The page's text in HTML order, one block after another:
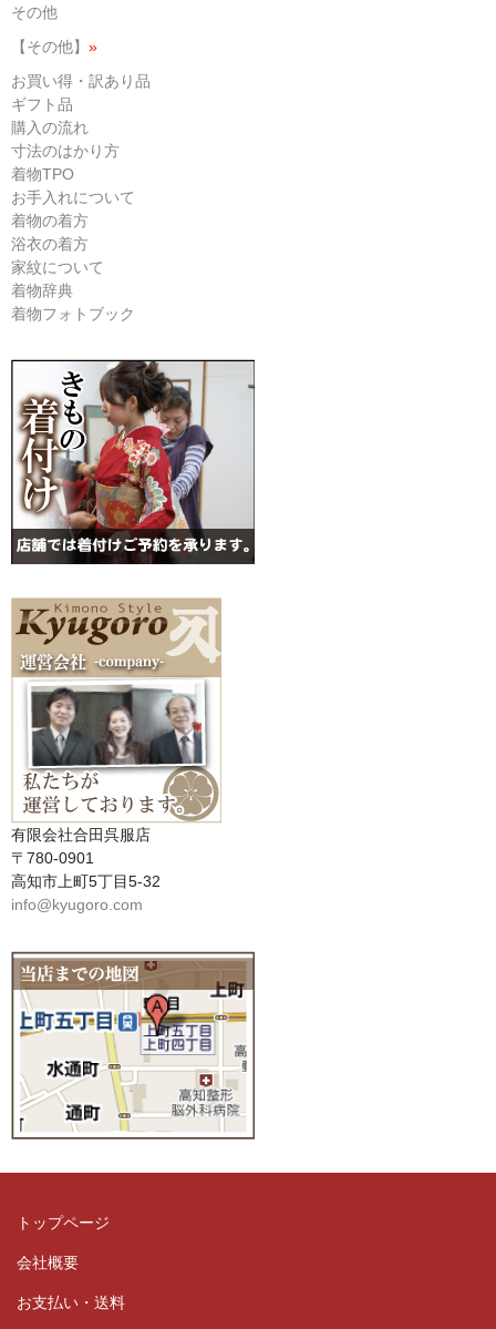
その他
【その他】 »
お買い得・訳あり品
ギフト品
購入の流れ
寸法のはかり方
着物TPO
お手入れについて
着物の着方
浴衣の着方
家紋について
着物辞典
着物フォトブック
有限会社合田呉服店
〒780-0901
高知市上町5丁目5-32
info@kyugoro.com
トップページ
会社概要
お支払い・送料